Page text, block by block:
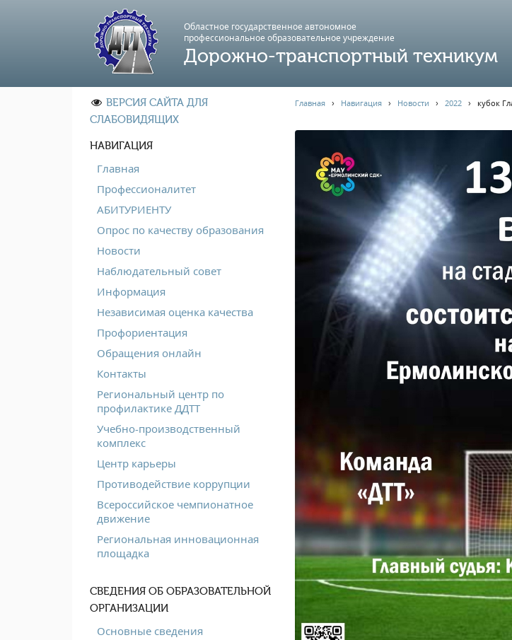
Областное государственное автономное
профессиональноe образовательное учреждение
Дорожно-транспортный техникум
ВЕРСИЯ САЙТА ДЛЯ
СЛАБОВИДЯЩИХ
НАВИГАЦИЯ
Главная
Профессионалитет
АБИТУРИЕНТУ
Опрос по качеству образования
Новости
Наблюдательный совет
Информация
Независимая оценка качества
Профориентация
Обращения онлайн
Контакты
Региональный центр по
профилактике ДДТТ
Учебно-производственный
комплекс
Центр карьеры
Противодействие коррупции
Всероссийское чемпионатное
движение
Региональная инновационная
площадка
СВЕДЕНИЯ ОБ ОБРАЗОВАТЕЛЬНОЙ
ОРГАНИЗАЦИИ
Основные сведения
Главная› Навигация› Новости › 2022› кубок